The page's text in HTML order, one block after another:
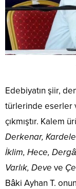
Edebiyatın şiir,
türlerinde eserler
çıkmıştır. Kalem
Derkenar,
İklim, Hece,
Varlık, Deve ve
Bâki Ayhan T.